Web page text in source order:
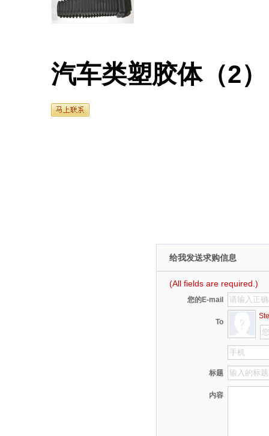
汽车类塑胶体（2）
给我发送求购信息
(All fields are required.)
您的E-mail
To
标题
内容